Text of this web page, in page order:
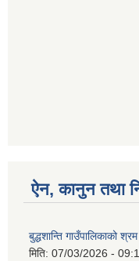
ऐन, कानुन तथा
बुद्धशान्ति गाउँपालिकाको
मिति: 07/03/2026 -